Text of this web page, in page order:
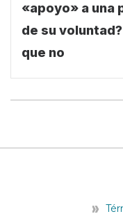
que no
F